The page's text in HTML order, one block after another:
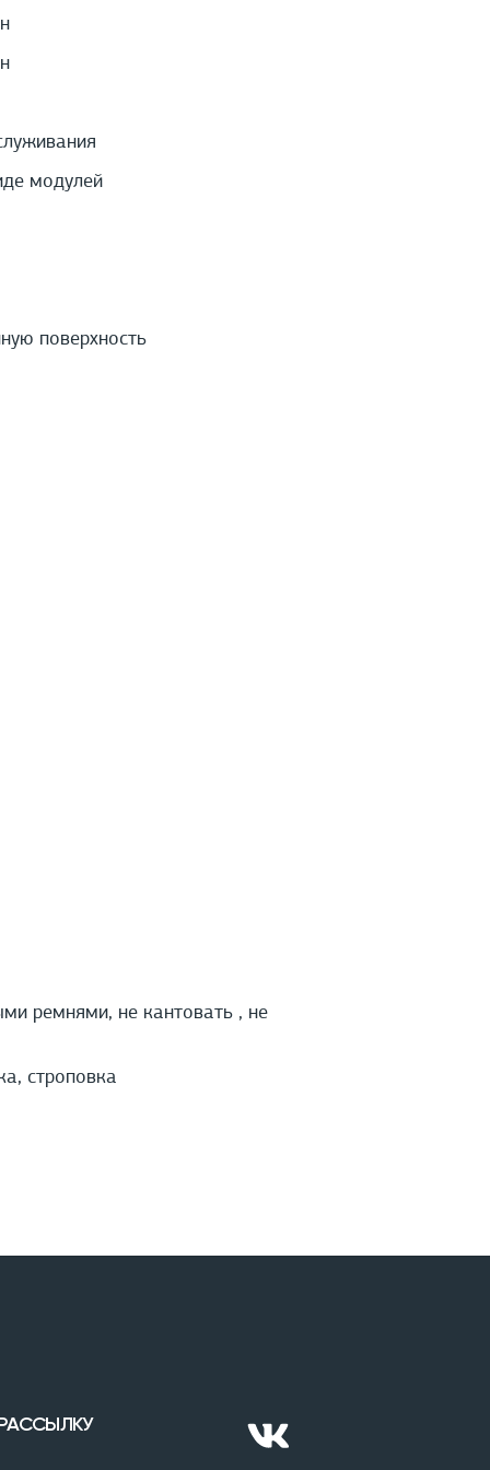
модулей
поверхность
ремнями, не кантовать , не
строповка